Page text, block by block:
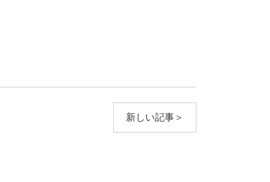
新しい記事＞